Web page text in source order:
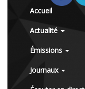
Accueil
Actualité
Émissions
Journaux